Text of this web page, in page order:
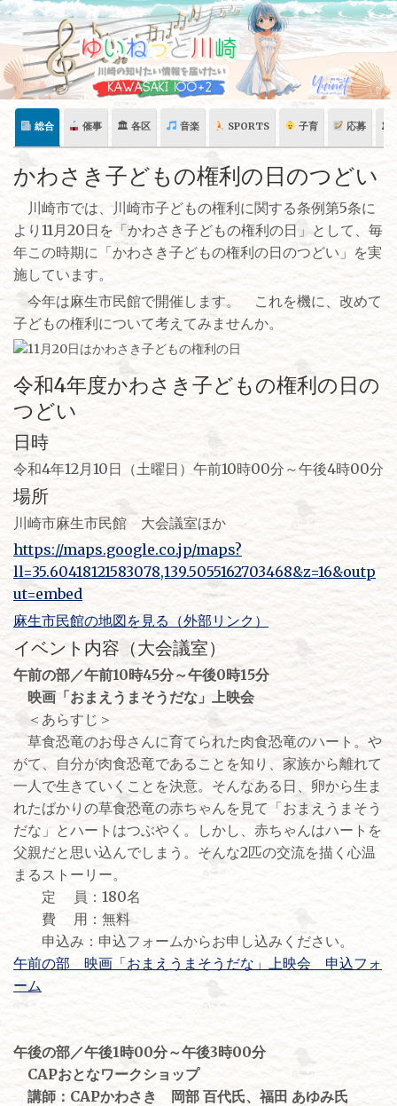
Skip
content
総合 催事 🏛 各区 音楽 SPORTS 子育 応募 🏛
かわさき子どもの権利の日のつどい
川崎市では、川崎市子どもの権利に関する条例第5条に
より11月20日を「かわさき子どもの権利の日」として、毎
年この時期に「かわさき子どもの権利の日のつどい」を実
施しています。
今年は麻生市民館で開催します。 これを機に、改めて
子どもの権利について考えてみませんか。
令和4年度かわさき子どもの権利の日の
つどい
日時
令和4年12月10日（土曜日）午前10時00分～午後4時00分
場所
川崎市麻生市民館 大会議室ほか
https://maps.google.co.jp/maps?
ll=35.60418121583078,139.5055162703468&z=16&outp
ut=embed
麻生市民館の地図を見る（外部リンク）
イベント内容（大会議室）
午前の部／午前10時45分～午後0時15分
映画「おまえうまそうだな」上映会
＜あらすじ＞
草食恐竜のお母さんに育てられた肉食恐竜のハート。や
がて、自分が肉食恐竜であることを知り、家族から離れて
一人で生きていくことを決意。そんなある日、卵から生ま
れたばかりの草食恐竜の赤ちゃんを見て「おまえうまそう
だな」とハートはつぶやく。しかし、赤ちゃんはハートを
父親だと思い込んでしまう。そんな2匹の交流を描く心温
まるストーリー。
定 員：180名
費 用：無料
申込み：申込フォームからお申し込みください。
午前の部 映画「おまえうまそうだな」上映会 申込フォ
ーム
午後の部／午後1時00分～午後3時00分
CAPおとなワークショップ
講師：CAPかわさき 岡部 百代氏、福田 あゆみ氏